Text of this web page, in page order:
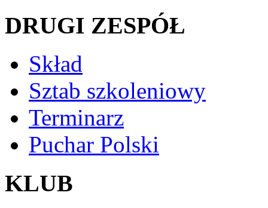
DRUGI ZESPÓŁ
Skład
Sztab szkoleniowy
Terminarz
Puchar Polski
KLUB